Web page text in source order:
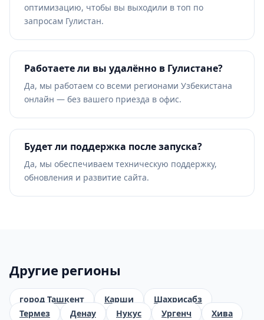
оптимизацию, чтобы вы выходили в топ по
запросам Гулистан.
Работаете ли вы удалённо в Гулистане?
Да, мы работаем со всеми регионами Узбекистана
онлайн — без вашего приезда в офис.
Будет ли поддержка после запуска?
Да, мы обеспечиваем техническую поддержку,
обновления и развитие сайта.
Другие регионы
город Ташкент Карши
Шахрисабз
Термез
Денау Нукус Ургенч Хива